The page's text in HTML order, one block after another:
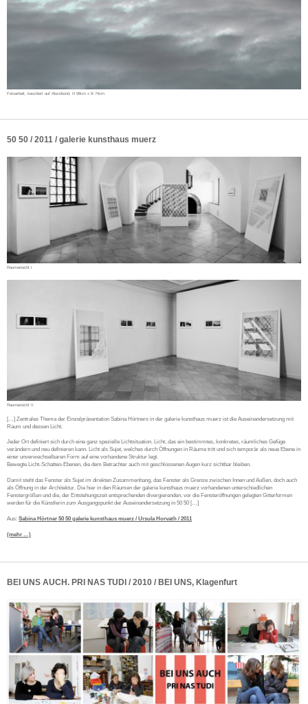
Fotoarbeit, kaschiert auf Alucobond, H 98cm x B 74cm
50 50 / 2011 / galerie kunsthaus muerz
Raumansicht I
Raumansicht II
[…] Zentrales Thema der Einzelpräsentation Sabina Hörtners in der galerie kunsthaus muerz ist die Auseinandersetzung mit
Raum und dessen Licht.
Jeder Ort definiert sich durch eine ganz spezielle Lichtsituation. Licht, das ein bestimmtes, konkretes, räumliches Gefüge
verändern und neu definieren kann. Licht als Sujet, welches durch Öffnungen in Räume tritt und sich temporär als neue Ebene in
einer unverwechselbaren Form auf eine vorhandene Struktur legt.
Bewegte Licht-Schatten-Ebenen, die dem Betrachter auch mit geschlossenen Augen kurz sichtbar bleiben.
Damit steht das Fenster als Sujet im direkten Zusammenhang, das Fenster als Grenze zwischen Innen und Außen, doch auch
als Öffnung in der Architektur. Die hier in den Räumen der galerie kunsthaus muerz vorhandenen unterschiedlichen
Fenstergrößen und die, der Entstehungszeit entsprechenden divergierenden, vor die Fensteröffnungen gelegten Gitterformen
werden für die Künstlerin zum Ausgangspunkt der Auseinandersetzung in 50 50 […]
Aus: Sabina Hörtner 50 50 galerie kunsthaus muerz / Ursula Horvath / 2011
(mehr …)
BEI UNS AUCH. PRI NAS TUDI / 2010 / BEI UNS, Klagenfurt